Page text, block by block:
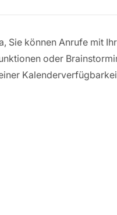
Sie können Anrufe mit
oder